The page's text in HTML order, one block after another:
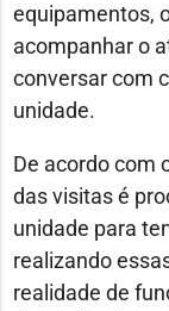
equipamentos,
acompanhar o
conversar com
unidade.
De acordo com
das visitas é
unidade para
realizando
realidade de